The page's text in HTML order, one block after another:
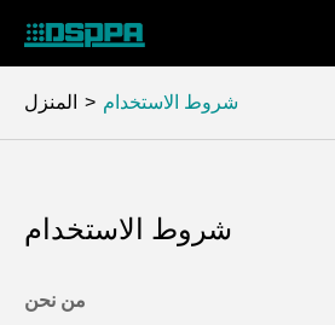
المنزل شروط الاستخدام
شروط الاستخدام
من نحن